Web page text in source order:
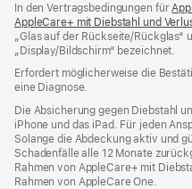
Fenster)
In den Vertragsbedingungen für
AppleCare+ mit Diebstahl und
„Glas auf der Rückseite/Rückglas“
„Display/Bildschirm“ bezeichnet.
Erfordert möglicherweise die
eine Diagnose.
Die Absicherung gegen Diebstahl
iPhone und das iPad. Für jeden
Solange die Abdeckung aktiv und
Schadenfälle alle 12 Monate
Rahmen von AppleCare+ mit
Rahmen von AppleCare One.